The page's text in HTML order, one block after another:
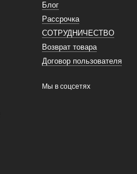
Блог
Рассрочка
СОТРУДНИЧЕСТВО
Возврат товара
Договор пользователя
Мы в соцсетях